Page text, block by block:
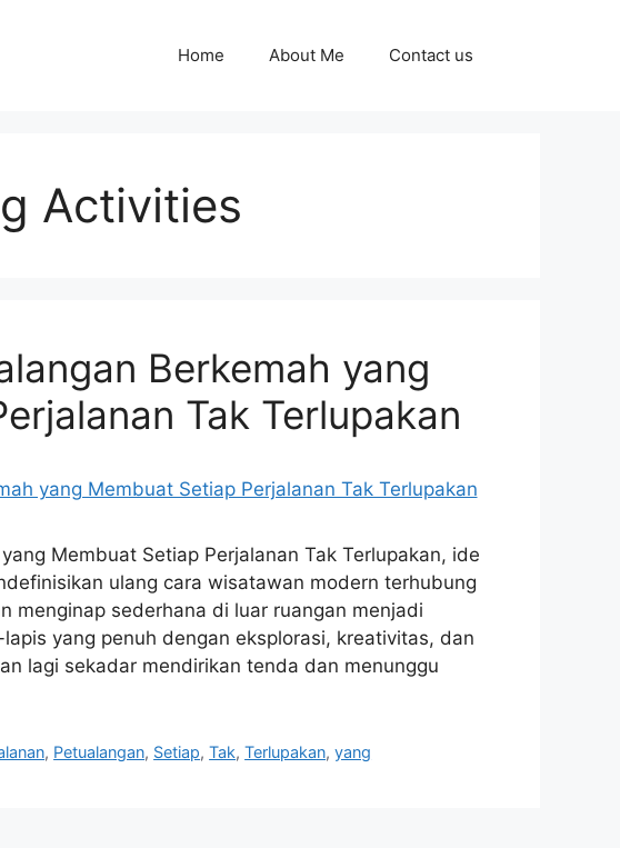
Home About Me Contact us
Activities
Berkemah yang
Tak Terlupakan
Membuat Setiap Perjalanan Tak Terlupakan, ide
ulang cara wisatawan modern terhubung
menginap sederhana di luar ruangan menjadi
yang penuh dengan eksplorasi, kreativitas, dan
lagi sekadar mendirikan tenda dan menunggu
, Petualangan, Setiap,Tak,Terlupakan,yang